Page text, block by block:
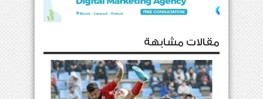
مقالات مشابهة